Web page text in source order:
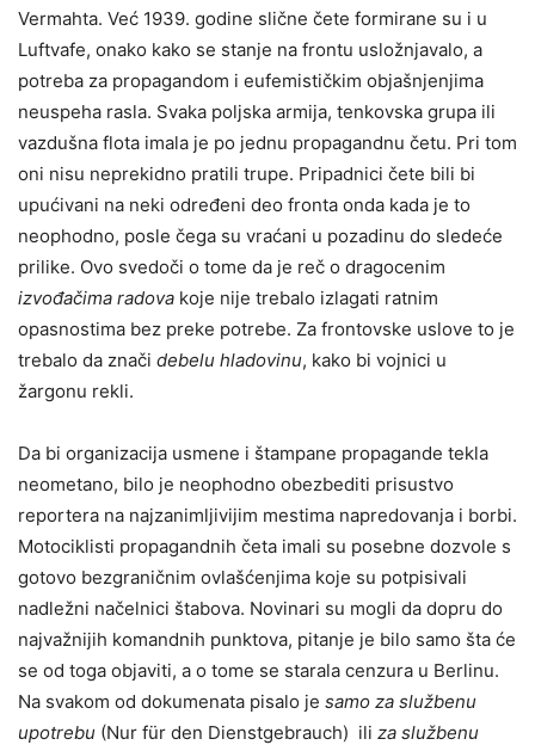
Vermahta. Već 1939. godine slične čete formirane su i u
Luftvafe, onako kako se stanje na frontu usložnjavalo, a
potreba za propagandom i eufemističkim objašnjenjima
neuspeha rasla. Svaka poljska armija, tenkovska grupa ili
vazdušna flota imala je po jednu propagandnu četu. Pri tom
oni nisu neprekidno pratili trupe. Pripadnici čete bili bi
upućivani na neki određeni deo fronta onda kada je to
neophodno, posle čega su vraćani u pozadinu do sledeće
prilike. Ovo svedoči o tome da je reč o dragocenim
izvođačima radova koje nije trebalo izlagati ratnim
opasnostima bez preke potrebe. Za frontovske uslove to je
trebalo da znači debelu hladovinu, kako bi vojnici u
žargonu rekli.
Da bi organizacija usmene i štampane propagande tekla
neometano, bilo je neophodno obezbediti prisustvo
reportera na najzanimljivijim mestima napredovanja i borbi.
Motociklisti propagandnih četa imali su posebne dozvole s
gotovo bezgraničnim ovlašćenjima koje su potpisivali
nadležni načelnici štabova. Novinari su mogli da dopru do
najvažnijih komandnih punktova, pitanje je bilo samo šta će
se od toga objaviti, a o tome se starala cenzura u Berlinu.
Na svakom od dokumenata pisalo je samo za službenu
upotrebu (Nur für den Dienstgebrauch) ili za službenu